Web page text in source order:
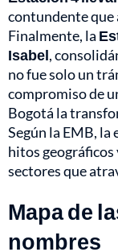
contundente que
Finalmente, la
Isabel,
no fue solo un
compromiso de
Bogotá la
Según la EMB, la
hitos
sectores que
Mapa de
nombres